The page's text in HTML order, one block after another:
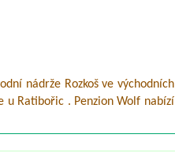
nádrže Rozkoš ve východních
u Ratibořic . Penzion Wolf nabízí